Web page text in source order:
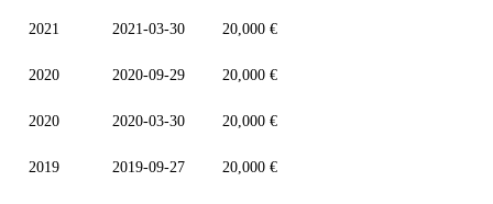
2021 2021-03-30 20,000 €
2020 2020-09-29 20,000 €
2020 2020-03-30 20,000 €
2019 2019-09-27 20,000 €